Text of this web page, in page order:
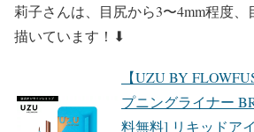
莉子さんは、 目尻から3〜4mm程度
描いています！⬇︎
【UZU BY
プニングライナー
料無料] リキッドア